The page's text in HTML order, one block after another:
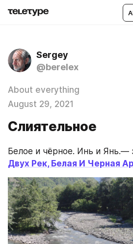
Sergey
@berelex
About everything
August 29, 2021
Слиятельное
Белое и чёрное. Инь и Янь.—
Двух Рек, Белая И Черная